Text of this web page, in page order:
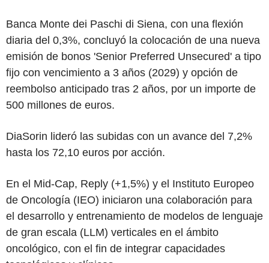
Banca Monte dei Paschi di Siena, con una flexión
diaria del 0,3%, concluyó la colocación de una nueva
emisión de bonos 'Senior Preferred Unsecured' a tipo
fijo con vencimiento a 3 años (2029) y opción de
reembolso anticipado tras 2 años, por un importe de
500 millones de euros.
DiaSorin lideró las subidas con un avance del 7,2%
hasta los 72,10 euros por acción.
En el Mid-Cap, Reply (+1,5%) y el Instituto Europeo
de Oncología (IEO) iniciaron una colaboración para
el desarrollo y entrenamiento de modelos de lenguaje
de gran escala (LLM) verticales en el ámbito
oncológico, con el fin de integrar capacidades